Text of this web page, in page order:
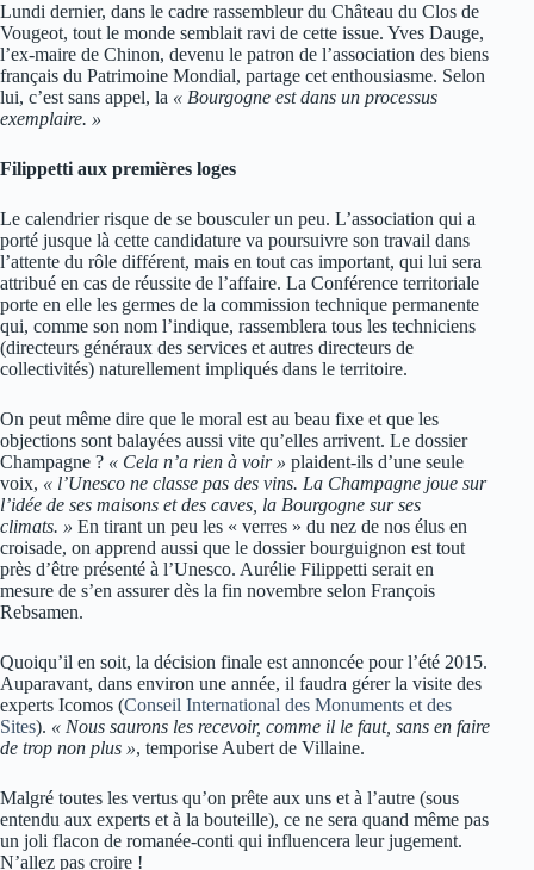
Lundi dernier, dans le cadre rassembleur du Château du Clos de
Vougeot, tout le monde semblait ravi de cette issue. Yves Dauge,
l’ex-maire de Chinon, devenu le patron de l’association des biens
français du Patrimoine Mondial, partage cet enthousiasme. Selon
lui, c’est sans appel, la « Bourgogne est dans un processus
exemplaire. »
Filippetti aux premières loges
Le calendrier risque de se bousculer un peu. L’association qui a
porté jusque là cette candidature va poursuivre son travail dans
l’attente du rôle différent, mais en tout cas important, qui lui sera
attribué en cas de réussite de l’affaire. La Conférence territoriale
porte en elle les germes de la commission technique permanente
qui, comme son nom l’indique, rassemblera tous les techniciens
(directeurs généraux des services et autres directeurs de
collectivités) naturellement impliqués dans le territoire.
On peut même dire que le moral est au beau fixe et que les
objections sont balayées aussi vite qu’elles arrivent. Le dossier
Champagne ? « Cela n’a rien à voir » plaident-ils d’une seule
voix, « l’Unesco ne classe pas des vins. La Champagne joue sur
l’idée de ses maisons et des caves, la Bourgogne sur ses
climats. » En tirant un peu les « verres » du nez de nos élus en
croisade, on apprend aussi que le dossier bourguignon est tout
près d’être présenté à l’Unesco. Aurélie Filippetti serait en
mesure de s’en assurer dès la fin novembre selon François
Rebsamen.
Quoiqu’il en soit, la décision finale est annoncée pour l’été 2015.
Auparavant, dans environ une année, il faudra gérer la visite des
experts Icomos (Conseil International des Monuments et des
Sites). « Nous saurons les recevoir, comme il le faut, sans en faire
de trop non plus », temporise Aubert de Villaine.
Malgré toutes les vertus qu’on prête aux uns et à l’autre (sous
entendu aux experts et à la bouteille), ce ne sera quand même pas
un joli flacon de romanée-conti qui influencera leur jugement.
N’allez pas croire !